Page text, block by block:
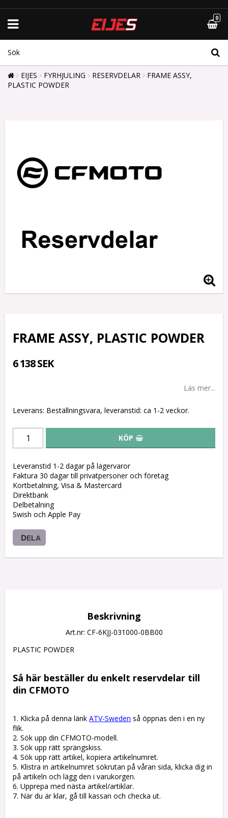
0
EIJES FYRHJULING RESERVDELAR
FRAME ASSY,
PLASTIC POWDER
FRAME ASSY, PLASTIC POWDER
6 138 SEK
Läs mer...
Leverans: Beställningsvara, leveranstid: ca 1-2 veckor.
KÖP
Leveranstid 1-2 dagar på lagervaror
Faktura 30 dagar till privatpersoner och företag
Kortbetalning, Visa & Mastercard
Direktbank
Delbetalning
Swish och Apple Pay
DELA
Beskrivning
Art.nr: CF-6KJJ-031000-0BB00
PLASTIC POWDER
Så här beställer du enkelt reservdelar till
din CFMOTO
1. Klicka på denna länk ATV-Sweden så öppnas den i en ny
flik.
2. Sök upp din CFMOTO-modell.
3. Sök upp rätt sprängskiss.
4. Sök upp rätt artikel, kopiera artikelnumret.
5. Klistra in artikelnumret sökrutan på våran sida, klicka dig in
på artikeln och lägg den i varukorgen.
6. Upprepa med nästa artikel/artiklar.
7. När du är klar, gå till kassan och checka ut.